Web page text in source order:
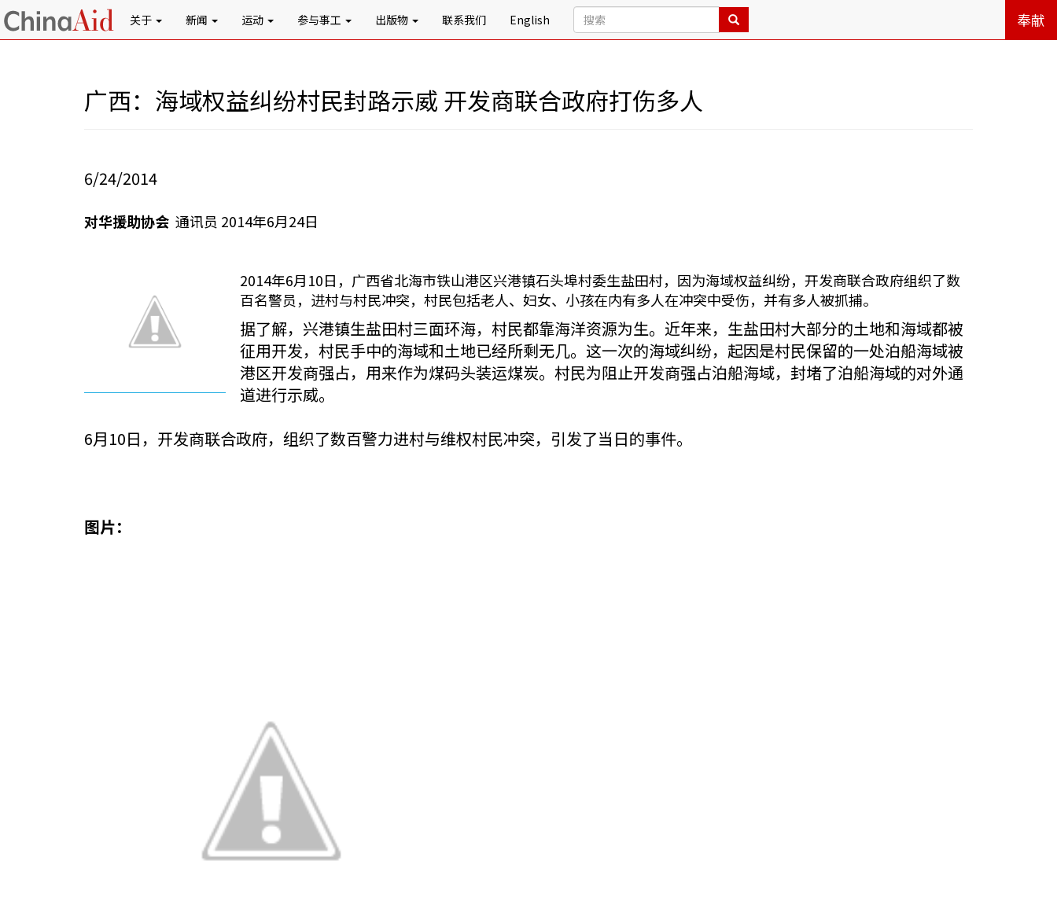
关于 新闻 运动 参与事工 出版物 联系我们 English 奉献
广西：海域权益纠纷村民封路示威 开发商联合政府打伤多人
6/24/2014
对华援助协会 通讯员 2014年6月24日
2014年6月10日，广西省北海市铁山港区兴港镇石头埠村委生盐田村，因为海域权益纠纷，开发商联合政府组织了数
百名警员，进村与村民冲突，村民包括老人、妇女、小孩在内有多人在冲突中受伤，并有多人被抓捕。
据了解，兴港镇生盐田村三面环海，村民都靠海洋资源为生。近年来，生盐田村大部分的土地和海域都被
征用开发，村民手中的海域和土地已经所剩无几。这一次的海域纠纷，起因是村民保留的一处泊船海域被
港区开发商强占，用来作为煤码头装运煤炭。村民为阻止开发商强占泊船海域，封堵了泊船海域的对外通
道进行示威。
6月10日，开发商联合政府，组织了数百警力进村与维权村民冲突，引发了当日的事件。
图片：